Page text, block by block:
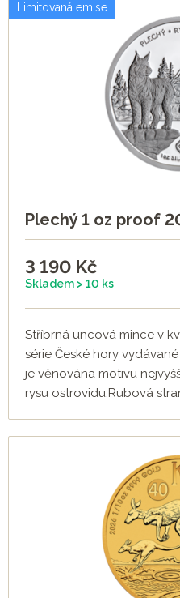
Limitovaná emise
Plechý 1 oz proof
3 190 Kč
Skladem > 10 ks
Stříbrná uncová mince v
série České hory
je věnována motivu
rysu ostrovidu.Rubová